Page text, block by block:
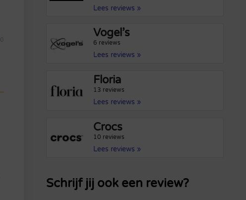
0
Lees reviews »
Vogel’s
6 reviews
Lees reviews »
Floria
13 reviews
Lees reviews »
Crocs
10 reviews
Lees reviews »
Schrijf jij ook een review?